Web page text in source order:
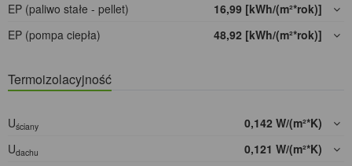
EP (paliwo stałe - pellet)
16,99 [kWh/(m²*rok)]
EP (pompa ciepła)
48,92 [kWh/(m²*rok)]
Termoizolacyjność
Uściany
0,142 W/(m²*K)
Udachu
0,121 W/(m²*K)